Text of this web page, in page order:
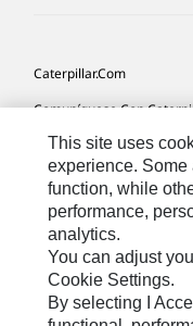
Caterpillar.com
Comuníquese Con
Mis Preferencias De
Mapa Del Sitio
Cookie Settings
Avisos Legales
Privacidad
This site uses
experience. Some
function, while
performance,
analytics.
You can adjust
Cookie Settings.
By selecting I